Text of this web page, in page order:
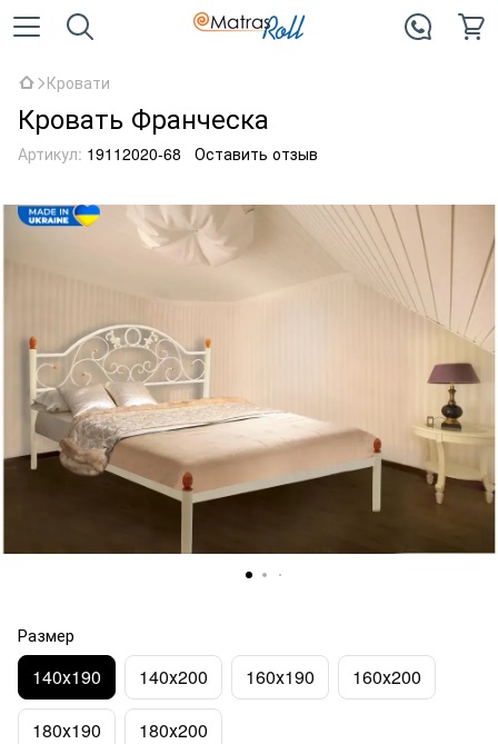
Кровати
Кровать Франческа
Артикул: 19112020-68 Оставить отзыв
Размер
140х190 140х200 160х190 160х200
180х190 180х200